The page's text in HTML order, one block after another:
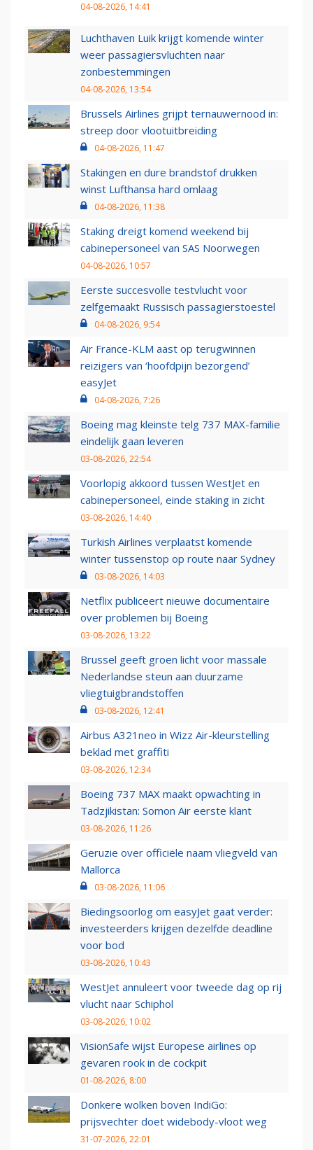
04-08-2026, 14:41
Luchthaven Luik krijgt komende winter
weer passagiersvluchten naar
zonbestemmingen
04-08-2026, 13:54
Brussels Airlines grijpt ternauwernood in:
streep door vlootuitbreiding
04-08-2026, 11:47
Stakingen en dure brandstof drukken
winst Lufthansa hard omlaag
04-08-2026, 11:38
Staking dreigt komend weekend bij
cabinepersoneel van SAS Noorwegen
04-08-2026, 10:57
Eerste succesvolle testvlucht voor
zelfgemaakt Russisch passagierstoestel
04-08-2026, 9:54
Air France-KLM aast op terugwinnen
reizigers van ‘hoofdpijn bezorgend’
easyJet
04-08-2026, 7:26
Boeing mag kleinste telg 737 MAX-familie
eindelijk gaan leveren
03-08-2026, 22:54
Voorlopig akkoord tussen WestJet en
cabinepersoneel, einde staking in zicht
03-08-2026, 14:40
Turkish Airlines verplaatst komende
winter tussenstop op route naar Sydney
03-08-2026, 14:03
Netflix publiceert nieuwe documentaire
over problemen bij Boeing
03-08-2026, 13:22
Brussel geeft groen licht voor massale
Nederlandse steun aan duurzame
vliegtuigbrandstoffen
03-08-2026, 12:41
Airbus A321neo in Wizz Air-kleurstelling
beklad met graffiti
03-08-2026, 12:34
Boeing 737 MAX maakt opwachting in
Tadzjikistan: Somon Air eerste klant
03-08-2026, 11:26
Geruzie over officiële naam vliegveld van
Mallorca
03-08-2026, 11:06
Biedingsoorlog om easyJet gaat verder:
investeerders krijgen dezelfde deadline
voor bod
03-08-2026, 10:43
WestJet annuleert voor tweede dag op rij
vlucht naar Schiphol
03-08-2026, 10:02
VisionSafe wijst Europese airlines op
gevaren rook in de cockpit
01-08-2026, 8:00
Donkere wolken boven IndiGo:
prijsvechter doet widebody-vloot weg
31-07-2026, 22:01